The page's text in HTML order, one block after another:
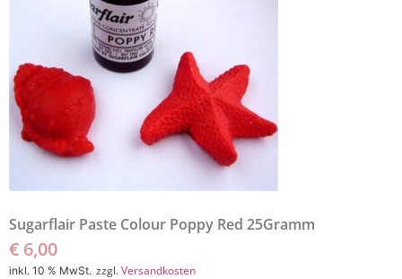
Sugarflair Paste Colour Poppy Red 25Gramm
€ 6,00
inkl. 10 % MwSt. zzgl.Versandkosten